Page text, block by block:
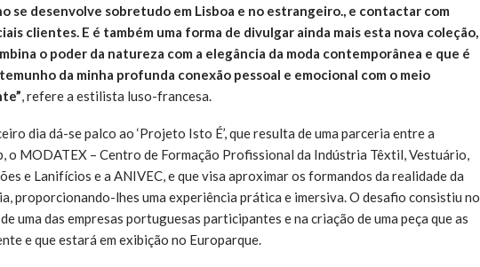
se desenvolve sobretudo em Lisboa e no estrangeiro., e contactar com
clientes. E é também uma forma de divulgar ainda mais esta nova coleção,
o poder da natureza com a elegância da moda contemporânea e que é
da minha profunda conexão pessoal e emocional com o meio
, refere a estilista luso-francesa.
dia dá-se palco ao ‘Projeto Isto É’, que resulta de uma parceria entre a
o MODATEX – Centro de Formação Profissional da Indústria Têxtil, Vestuário,
e Lanifícios e a ANIVEC, e que visa aproximar os formandos da realidade da
proporcionando-lhes uma experiência prática e imersiva. O desafio consistiu no
uma das empresas portuguesas participantes e na criação de uma peça que as
e que estará em exibição no Europarque.